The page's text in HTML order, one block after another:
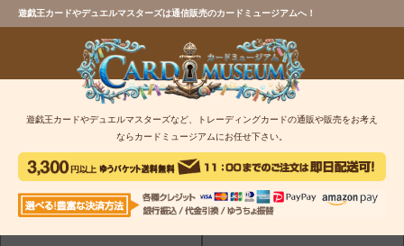
遊戯王カードやデュエルマスターズは通信販売のカードミュージアムへ！
遊戯王カードやデュエルマスターズなど、トレーディングカードの通販や販売をお考え
ならカードミュージアムにお任せ下さい。